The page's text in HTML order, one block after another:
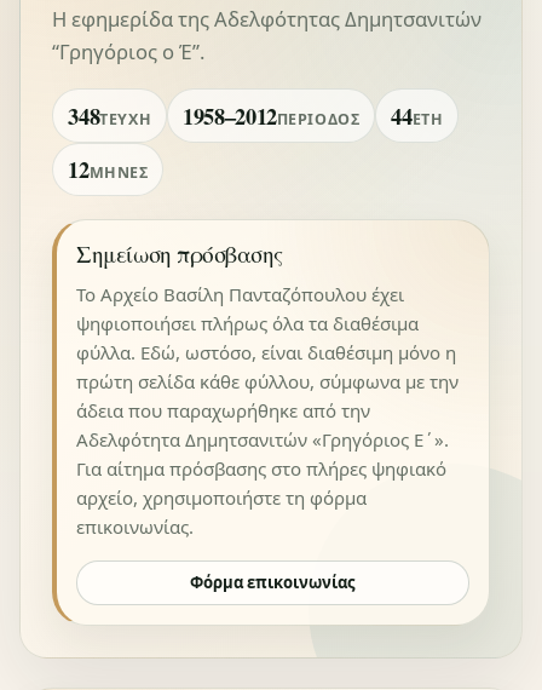
Η εφημερίδα της Αδελφότητας Δημητσανιτών
“Γρηγόριος ο Έ”.
348ΤΕΎΧΗ 1958–2012ΠΕΡΊΟΔΟΣ 44ΈΤΗ
12ΜΉΝΕΣ
Σημείωση πρόσβασης
Το Αρχείο Βασίλη Πανταζόπουλου έχει
ψηφιοποιήσει πλήρως όλα τα διαθέσιμα
φύλλα. Εδώ, ωστόσο, είναι διαθέσιμη μόνο η
πρώτη σελίδα κάθε φύλλου, σύμφωνα με την
άδεια που παραχωρήθηκε από την
Αδελφότητα Δημητσανιτών «Γρηγόριος Ε΄».
Για αίτημα πρόσβασης στο πλήρες ψηφιακό
αρχείο, χρησιμοποιήστε τη φόρμα
επικοινωνίας.
Φόρμα επικοινωνίας